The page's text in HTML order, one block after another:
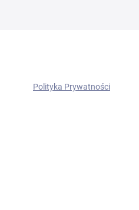
Polityka Prywatności